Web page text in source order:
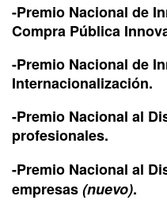
-Premio Nacional de
Compra Pública
-Premio Nacional de
Internacionalización.
-Premio Nacional al
profesionales.
-Premio Nacional al
empresas(nuevo).